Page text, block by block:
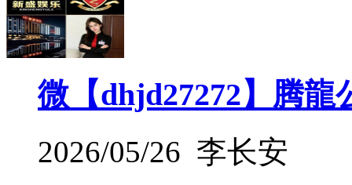
微【dhjd27272】腾龍
2026/05/26 李长安